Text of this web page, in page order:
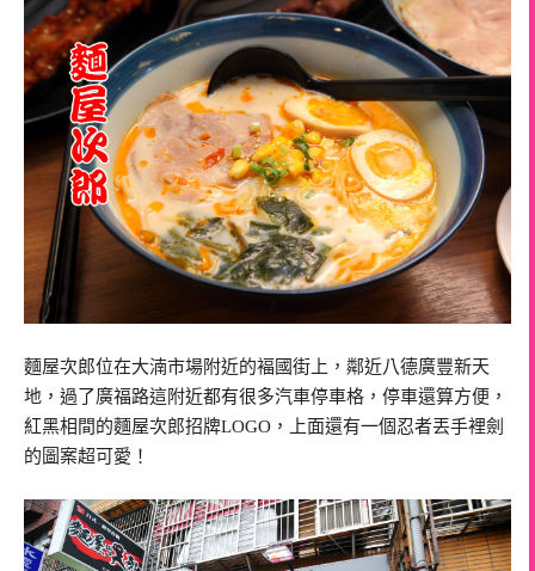
麵屋次郎位在大湳市場附近的褔國街上，鄰近八德廣豐新天
地，過了廣福路這附近都有很多汽車停車格，停車還算方便，
紅黑相間的麵屋次郎招牌LOGO，上面還有一個忍者丟手裡劍
的圖案超可愛！